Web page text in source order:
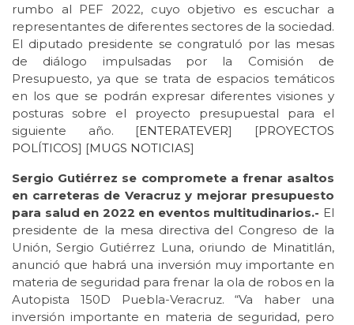
rumbo al PEF 2022, cuyo objetivo es escuchar a
representantes de diferentes sectores de la sociedad.
El diputado presidente se congratuló por las mesas
de diálogo impulsadas por la Comisión de
Presupuesto, ya que se trata de espacios temáticos
en los que se podrán expresar diferentes visiones y
posturas sobre el proyecto presupuestal para el
siguiente año. [ENTERATEVER] [PROYECTOS
POLÍTICOS] [MUGS NOTICIAS]
Sergio Gutiérrez se compromete a frenar asaltos
en carreteras de Veracruz y mejorar presupuesto
para salud en 2022 en eventos multitudinarios.- El
presidente de la mesa directiva del Congreso de la
Unión, Sergio Gutiérrez Luna, oriundo de Minatitlán,
anunció que habrá una inversión muy importante en
materia de seguridad para frenar la ola de robos en la
Autopista 150D Puebla-Veracruz. “Va haber una
inversión importante en materia de seguridad, pero